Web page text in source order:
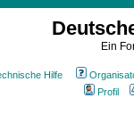
Ein
Hilfe
Profil